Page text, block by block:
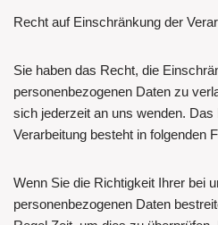
Recht auf Einschränkung der
Sie haben das Recht, die
personenbezogenen Daten zu
sich jederzeit an uns wenden.
Verarbeitung besteht in folgenden
Wenn Sie die Richtigkeit Ihrer bei
personenbezogenen Daten